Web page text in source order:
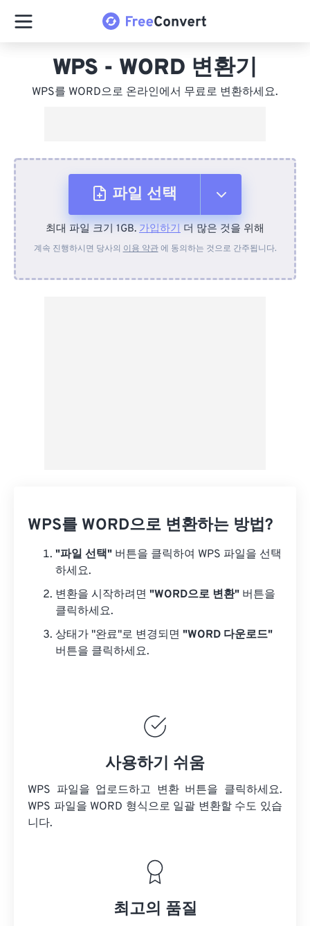
WPS - WORD 변환기
WPS를 WORD으로 온라인에서 무료로 변환하세요.
파일 선택
장치에서
최대 파일 크기 1GB. 가입하기 더 많은 것을 위해
계속 진행하시면 당사의 이용 약관에 동의하는 것으로 간주됩니다.
WPS를 WORD으로 변환하는 방법?
"파일 선택" 버튼을 클릭하여 WPS 파일을 선택
하세요.
변환을 시작하려면 "WORD으로 변환" 버튼을
클릭하세요.
상태가 "완료"로 변경되면 "WORD 다운로드"
버튼을 클릭하세요.
사용하기 쉬움
WPS 파일을 업로드하고 변환 버튼을 클릭하세요.
WPS 파일을 WORD 형식으로 일괄 변환할 수도 있습
니다.
최고의 품질